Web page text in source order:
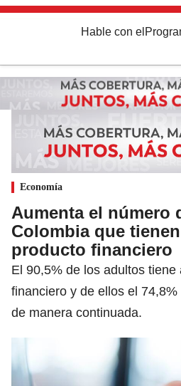
Hable con el
Economía
Aumenta el número
Colombia que
producto financiero
El 90,5% de los adultos tiene
financiero y de ellos el
de manera continuada.